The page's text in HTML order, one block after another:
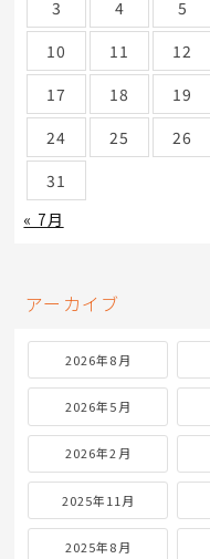
3
4 5
10
11 12
17
18 19
24
25 26
31
« 7月
アーカイブ
2026年8月
2026年5月
2026年2月
2025年11月
2025年8月